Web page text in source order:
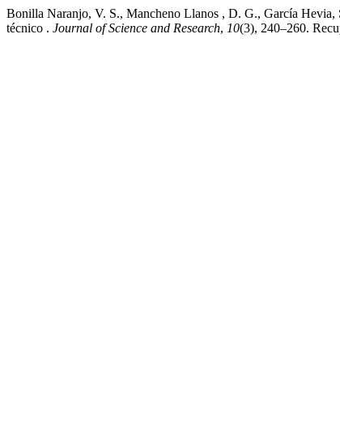
Bonilla Naranjo, V. S., Mancheno Llanos , D. G., García Hevia,
técnico . Journal of Science and Research, 10(3), 240–260.